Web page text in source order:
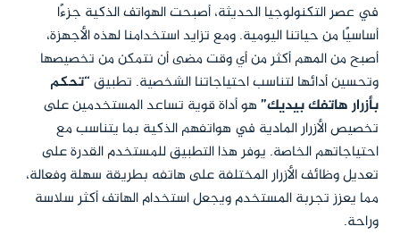
في عصر التكنولوجيا الحديثة، أصبحت الهواتف الذكية جزءًا
أساسيًا من حياتنا اليومية. ومع تزايد استخدامنا لهذه الأجهزة،
أصبح من المهم أكثر من أي وقت مضى أن نتمكن من تخصيصها
وتحسين أدائها لتناسب احتياجاتنا الشخصية. تطبيق“تحكم
بأزرار هاتفك بيديك”هو أداة قوية تساعد المستخدمين على
تخصيص الأزرار المادية في هواتفهم الذكية بما يتناسب مع
احتياجاتهم الخاصة. يوفر هذا التطبيق للمستخدم القدرة على
تعديل وظائف الأزرار المختلفة على هاتفه بطريقة سهلة وفعالة،
مما يعزز تجربة المستخدم ويجعل استخدام الهاتف أكثر سلاسة
وراحة.